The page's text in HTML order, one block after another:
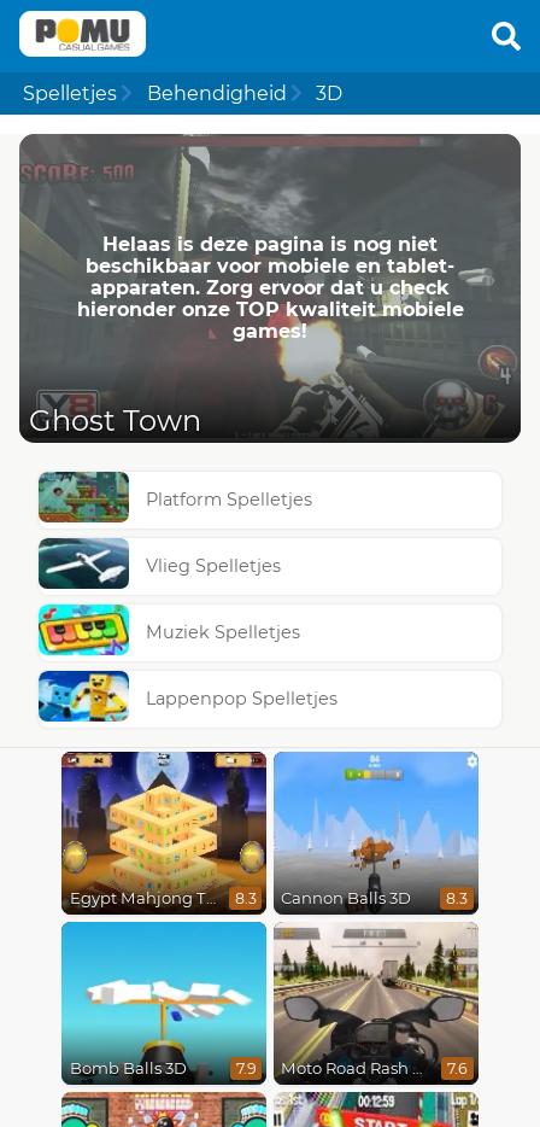
Spelletjes Behendigheid 3D
Helaas is deze pagina is nog niet
beschikbaar voor mobiele en tablet-
apparaten. Zorg ervoor dat u check
hieronder onze TOP kwaliteit mobiele
games!
Ghost Town
Platform Spelletjes
Vlieg Spelletjes
Muziek Spelletjes
Lappenpop Spelletjes
Egypt Mahjong Triple Dimensions 8.3 Cannon Balls 3D 8.3
Bomb Balls 3D 7.9 Moto Road Rash 3D 7.6